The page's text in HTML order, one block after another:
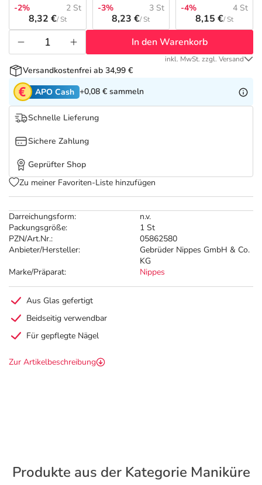
Tierapotheke
Vitamine & Mineralstoffe
Marken
Salus Deals
Darreichungsform:
n.v.
Packungsgröße:
1 St
PZN/Art.Nr.:
05862580
Anbieter/Hersteller:
Gebrüder Nippes GmbH & Co.
KG
Marke/Präparat:
Nippes
-2%
2 St
8,32 €/ St
-3% 3 St
8,23 €/ St
-4% 4 St
8,15 €/ St
In den Warenkorb
inkl. MwSt. zzgl. Versand
Versandkostenfrei ab 34,99 €
APO Cash +0,08 € sammeln
Schnelle Lieferung
Sichere Zahlung
Geprüfter Shop
Zu meiner Favoriten-Liste hinzufügen
Aus Glas gefertigt
Beidseitig verwendbar
Für gepflegte Nägel
Zur Artikelbeschreibung
Produkte aus der Kategorie Maniküre